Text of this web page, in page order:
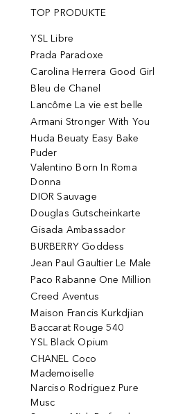
TOP PRODUKTE
YSL Libre
Prada Paradoxe
Carolina Herrera Good Girl
Bleu de Chanel
Lancôme La vie est belle
Armani Stronger With You
Huda Beuaty Easy Bake
Puder
Valentino Born In Roma
Donna
DIOR Sauvage
Douglas Gutscheinkarte
Gisada Ambassador
BURBERRY Goddess
Jean Paul Gaultier Le Male
Paco Rabanne One Million
Creed Aventus
Maison Francis Kurkdjian
Baccarat Rouge 540
YSL Black Opium
CHANEL Coco
Mademoiselle
Narciso Rodriguez Pure
Musc